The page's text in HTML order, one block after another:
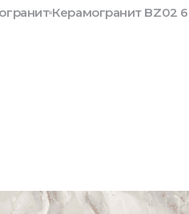
Керамогранит BZ02